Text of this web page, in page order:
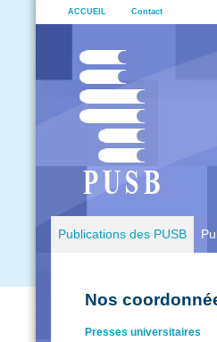
ACCUEIL Contact
Publications des PUSB
Nos
Presses universitaires